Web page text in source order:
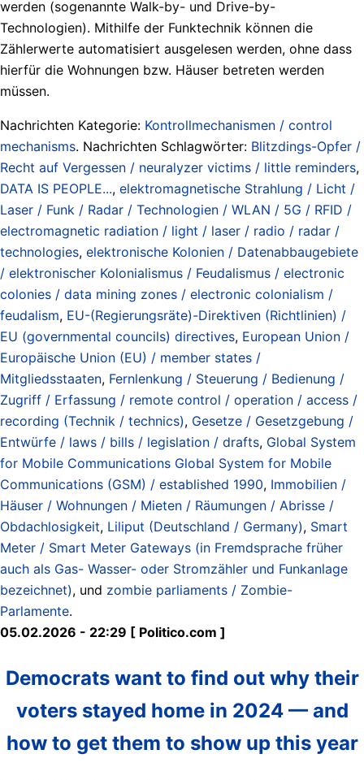
werden (sogenannte Walk-by- und Drive-by-
Technologien). Mithilfe der Funktechnik können die
Zählerwerte automatisiert ausgelesen werden, ohne dass
hierfür die Wohnungen bzw. Häuser betreten werden
müssen.
Nachrichten Kategorie: Kontrollmechanismen / control
mechanisms. Nachrichten Schlagwörter: Blitzdings-Opfer /
Recht auf Vergessen / neuralyzer victims / little reminders,
DATA IS PEOPLE..., elektromagnetische Strahlung / Licht /
Laser / Funk / Radar / Technologien / WLAN / 5G / RFID /
electromagnetic radiation / light / laser / radio / radar /
technologies, elektronische Kolonien / Datenabbaugebiete
/ elektronischer Kolonialismus / Feudalismus / electronic
colonies / data mining zones / electronic colonialism /
feudalism, EU-(Regierungsräte)-Direktiven (Richtlinien) /
EU (governmental councils) directives, European Union /
Europäische Union (EU) / member states /
Mitgliedsstaaten, Fernlenkung / Steuerung / Bedienung /
Zugriff / Erfassung / remote control / operation / access /
recording (Technik / technics), Gesetze / Gesetzgebung /
Entwürfe / laws / bills / legislation / drafts, Global System
for Mobile Communications Global System for Mobile
Communications (GSM) / established 1990, Immobilien /
Häuser / Wohnungen / Mieten / Räumungen / Abrisse /
Obdachlosigkeit, Liliput (Deutschland / Germany), Smart
Meter / Smart Meter Gateways (in Fremdsprache früher
auch als Gas- Wasser- oder Stromzähler und Funkanlage
bezeichnet), und zombie parliaments / Zombie-
Parlamente.
05.02.2026 - 22:29 [ Politico.com ]
Democrats want to find out why their
voters stayed home in 2024 — and
how to get them to show up this year